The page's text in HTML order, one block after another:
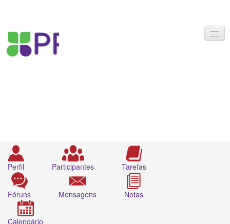
Perfil Participantes Tarefas
Fóruns Mensagens Notas
Calendário